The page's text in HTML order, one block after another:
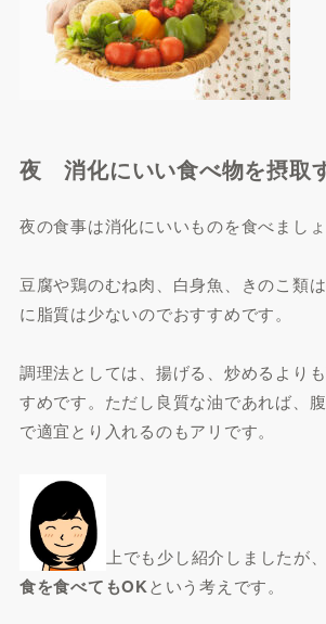
夜 消化にいい食べ物を摂取
夜の食事は消化にいいものを食べましょ
豆腐や鶏のむね肉、白身魚、きのこ類
に脂質は少ないのでおすすめです。
調理法としては、揚げる、炒めるより
すめです。ただし良質な油であれば、
で適宜とり入れるのもアリです。
上でも少し紹介しましたが
食を食べてもOKという考えです。